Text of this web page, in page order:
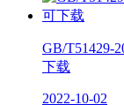
GB/T51429-
下载
2022-10-02